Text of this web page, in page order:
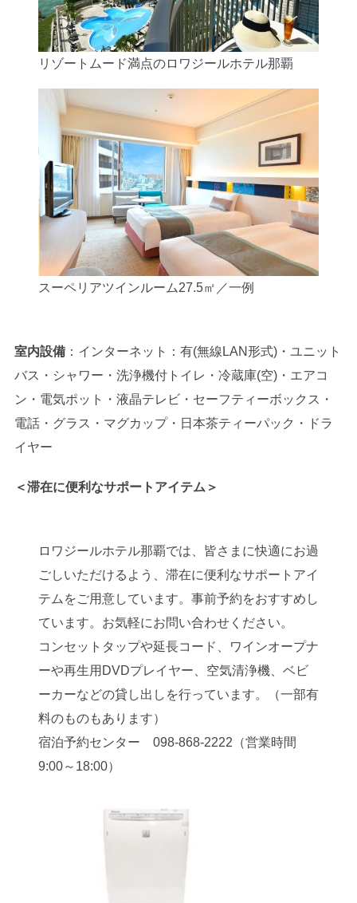
リゾートムード満点のロワジールホテル那覇
スーペリアツインルーム27.5㎡／一例
室内設備：インターネット：有(無線LAN形式)・ユニット
バス・シャワー・洗浄機付トイレ・冷蔵庫(空)・エアコ
ン・電気ポット・液晶テレビ・セーフティーボックス・
電話・グラス・マグカップ・日本茶ティーパック・ドラ
イヤー
＜滞在に便利なサポートアイテム＞
ロワジールホテル那覇では、皆さまに快適にお過
ごしいただけるよう、滞在に便利なサポートアイ
テムをご用意しています。事前予約をおすすめし
ています。お気軽にお問い合わせください。
コンセットタップや延長コード、ワインオープナ
ーや再生用DVDプレイヤー、空気清浄機、ベビ
ーカーなどの貸し出しを行っています。（一部有
料のものもあります）
宿泊予約センター 098-868-2222（営業時間
9:00～18:00）